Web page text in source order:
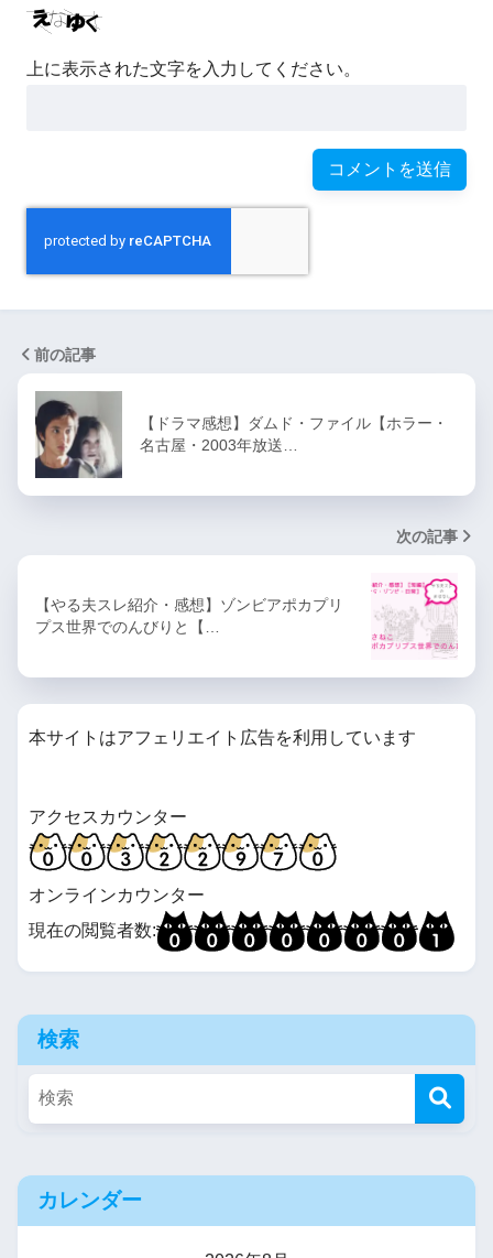
を歩いていくようです
ドモードだけど頑張って生き
ているやる夫君のお話
やる夫とあかりで異世界暮ら
やる夫の現代ダンジョン最下
層まで行ってみる(やる夫達が
現代ダンジョン60層の友達に
がーであんつかいやるお
ただ、生きるために。
あかん系異世界転移に巻き込
まれたやる夫君のお話
を頂いて転生した話
ソロやる夫くんソロる
上に表示された文字を入力してください。
前の記事
【ドラマ感想】ダムド・ファイル【ホラー・
名古屋・2003年放送…
次の記事
【やる夫スレ紹介・感想】ゾンビアポカプリ
プス世界でのんびりと【…
本サイトはアフェリエイト広告を利用しています
アクセスカウンター
オンラインカウンター
現在の閲覧者数:
検索
カレンダー